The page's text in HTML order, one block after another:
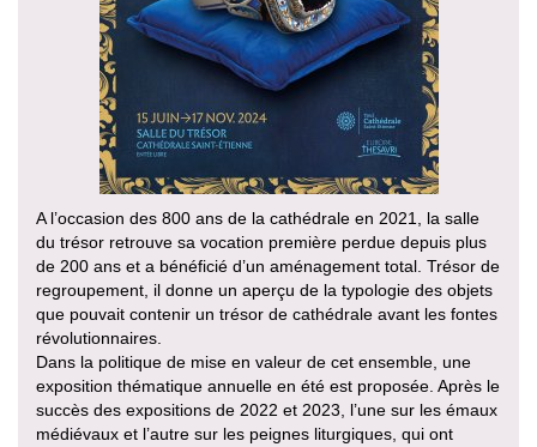
A l’occasion des 800 ans de la cathédrale en 2021, la salle
du trésor retrouve sa vocation première perdue depuis plus
de 200 ans et a bénéficié d’un aménagement total. Trésor de
regroupement, il donne un aperçu de la typologie des objets
que pouvait contenir un trésor de cathédrale avant les fontes
révolutionnaires.
Dans la politique de mise en valeur de cet ensemble, une
exposition thématique annuelle en été est proposée. Après le
succès des expositions de 2022 et 2023, l’une sur les émaux
médiévaux et l’autre sur les peignes liturgiques, qui ont